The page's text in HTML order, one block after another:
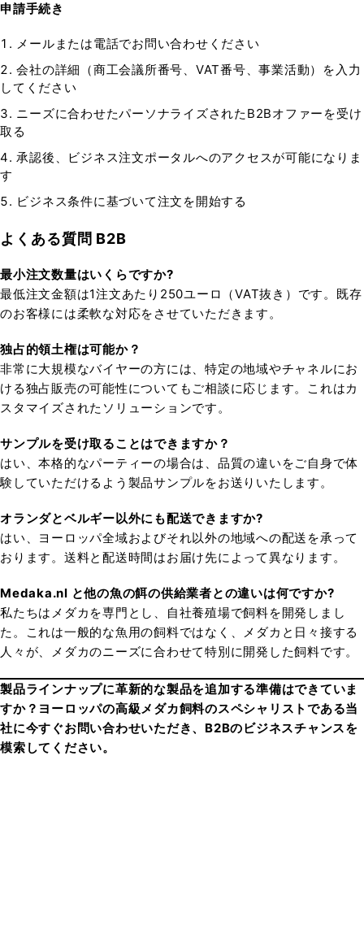
申請手続き
メールまたは電話でお問い合わせください
会社の詳細（商工会議所番号、VAT番号、事業活動）を入力
してください
ニーズに合わせたパーソナライズされたB2Bオファーを受け
取る
承認後、ビジネス注文ポータルへのアクセスが可能になりま
す
ビジネス条件に基づいて注文を開始する
よくある質問 B2B
最小注文数量はいくらですか?
最低注文金額は1注文あたり250ユーロ（VAT抜き）です。既存
のお客様には柔軟な対応をさせていただきます。
独占的領土権は可能か？
非常に大規模なバイヤーの方には、特定の地域やチャネルにお
ける独占販売の可能性についてもご相談に応じます。これはカ
スタマイズされたソリューションです。
サンプルを受け取ることはできますか？
はい、本格的なパーティーの場合は、品質の違いをご自身で体
験していただけるよう製品サンプルをお送りいたします。
オランダとベルギー以外にも配送できますか?
はい、ヨーロッパ全域およびそれ以外の地域への配送を承って
おります。送料と配送時間はお届け先によって異なります。
Medaka.nl と他の魚の餌の供給業者との違いは何ですか?
私たちはメダカを専門とし、自社養殖場で飼料を開発しまし
た。これは一般的な魚用の飼料ではなく、メダカと日々接する
人々が、メダカのニーズに合わせて特別に開発した飼料です。
製品ラインナップに革新的な製品を追加する準備はできていま
すか？ヨーロッパの高級メダカ飼料のスペシャリストである当
社に今すぐお問い合わせいただき、B2Bのビジネスチャンスを
模索してください。